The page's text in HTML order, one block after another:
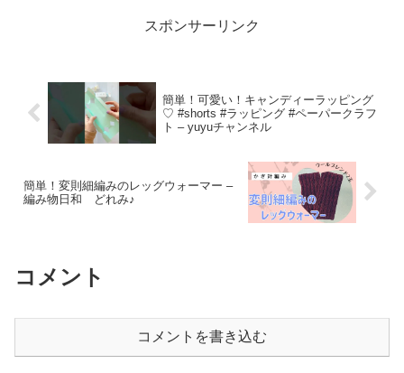
スポンサーリンク
簡単！可愛い！キャンディーラッピング
♡ #shorts #ラッピング #ペーパークラフ
ト – yuyuチャンネル
簡単！変則細編みのレッグウォーマー –
編み物日和 どれみ♪
コメント
コメントを書き込む